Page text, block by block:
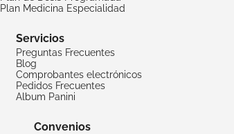
Plan Medicina Especialidad
Servicios
Preguntas Frecuentes
Blog
Comprobantes electrónicos
Pedidos Frecuentes
Album Panini
Convenios